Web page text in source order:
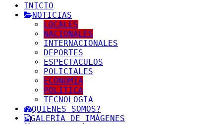
INICIO
NOTICIAS
LOCALES
NACIONALES
INTERNACIONALES
DEPORTES
ESPECTACULOS
POLICIALES
ECONOMIA
POLITICA
TECNOLOGIA
QUIENES SOMOS?
GALERÍA DE IMÁGENES